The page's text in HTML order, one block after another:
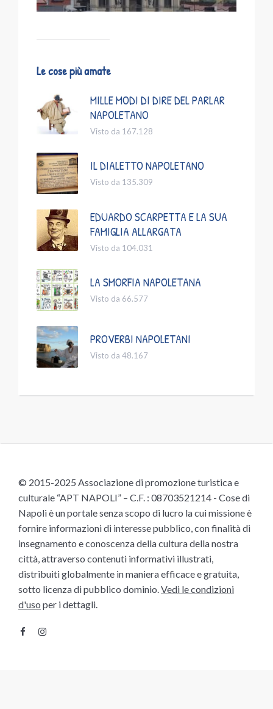
Le cose più amate
MILLE MODI DI DIRE DEL PARLAR
NAPOLETANO
Visto da 167.128
IL DIALETTO NAPOLETANO
Visto da 135.309
EDUARDO SCARPETTA E LA SUA
FAMIGLIA ALLARGATA
Visto da 104.031
LA SMORFIA NAPOLETANA
Visto da 66.577
PROVERBI NAPOLETANI
Visto da 48.167
© 2015-2025 Associazione di promozione turistica e
culturale “APT NAPOLI” – C.F. : 08703521214 - Cose di
Napoli è un portale senza scopo di lucro la cui missione è
fornire informazioni di interesse pubblico, con finalità di
insegnamento e conoscenza della cultura della nostra
città, attraverso contenuti informativi illustrati,
distribuiti globalmente in maniera efficace e gratuita,
sotto licenza di pubblico dominio. Vedi le condizioni
d'uso per i dettagli.